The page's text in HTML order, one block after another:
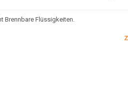
Brennbare Flüssigkeiten.